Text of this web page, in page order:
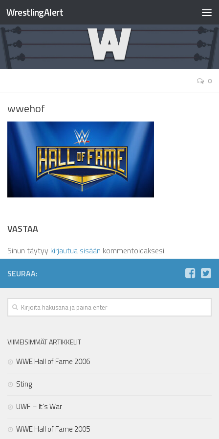
WrestlingAlert
0
wwehof
VASTAA
Sinun täytyy kirjautua sisään kommentoidaksesi.
SEURAA:
VIIMEISIMMÄT ARTIKKELIT
WWE Hall of Fame 2006
Sting
UWF – It’s War
WWE Hall of Fame 2005